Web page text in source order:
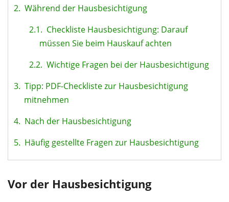
2. Während der Hausbesichtigung
2.1. Checkliste Hausbesichtigung: Darauf
müssen Sie beim Hauskauf achten
2.2. Wichtige Fragen bei der Hausbesichtigung
3. Tipp: PDF-Checkliste zur Hausbesichtigung
mitnehmen
4. Nach der Hausbesichtigung
5. Häufig gestellte Fragen zur Hausbesichtigung
Vor der Hausbesichtigung